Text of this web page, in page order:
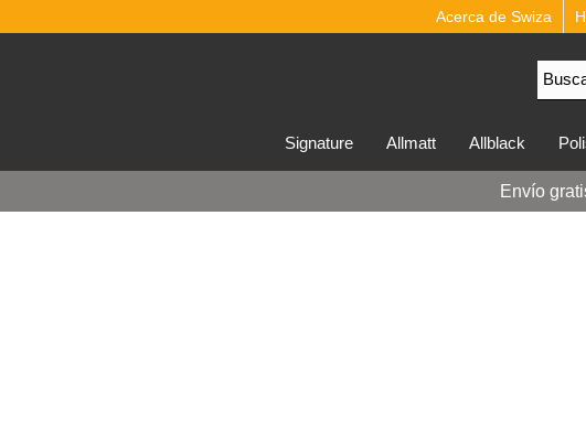
Acerca de Swiza
signature allmatt allblack
Envío